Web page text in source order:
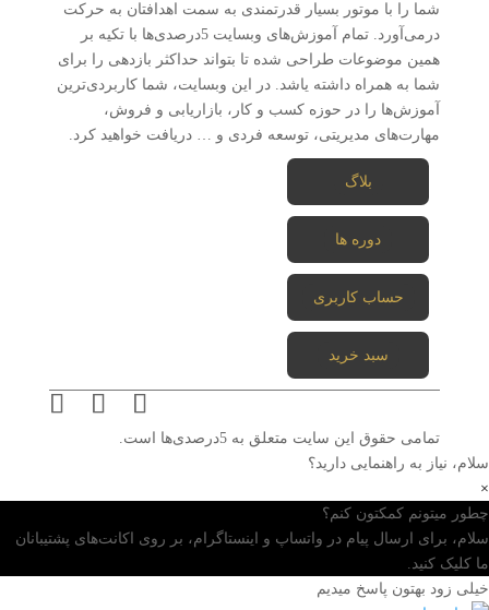
شما را با موتور بسیار قدرتمندی به سمت اهدافتان به حرکت
درمی‌آورد. تمام آموزش‌های وبسایت 5درصدی‌ها با تکیه بر
همین موضوعات طراحی شده تا بتواند حداکثر بازدهی را برای
شما به همراه داشته یاشد. در این وبسایت، شما کاربردی‌ترین
آموزش‌ها را در حوزه کسب و کار، بازاریابی و فروش،
مهارت‌های مدیریتی، توسعه فردی و … دریافت خواهید کرد.
بلاگ
دوره ها
حساب کاربری
سبد خرید
تمامی حقوق این سایت متعلق به 5درصدی‌ها است.
سلام، نیاز به راهنمایی دارید؟
×
چطور میتونم کمکتون کنم؟
سلام، برای ارسال پیام در واتساپ و اینستاگرام، بر روی اکانت‌های پشتیبانان
ما کلیک کنید.
خیلی زود بهتون پاسخ میدیم